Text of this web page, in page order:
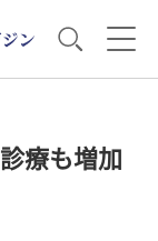
のポイント
療も増加